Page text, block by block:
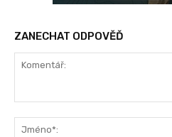
ZANECHAT ODPOVĚĎ